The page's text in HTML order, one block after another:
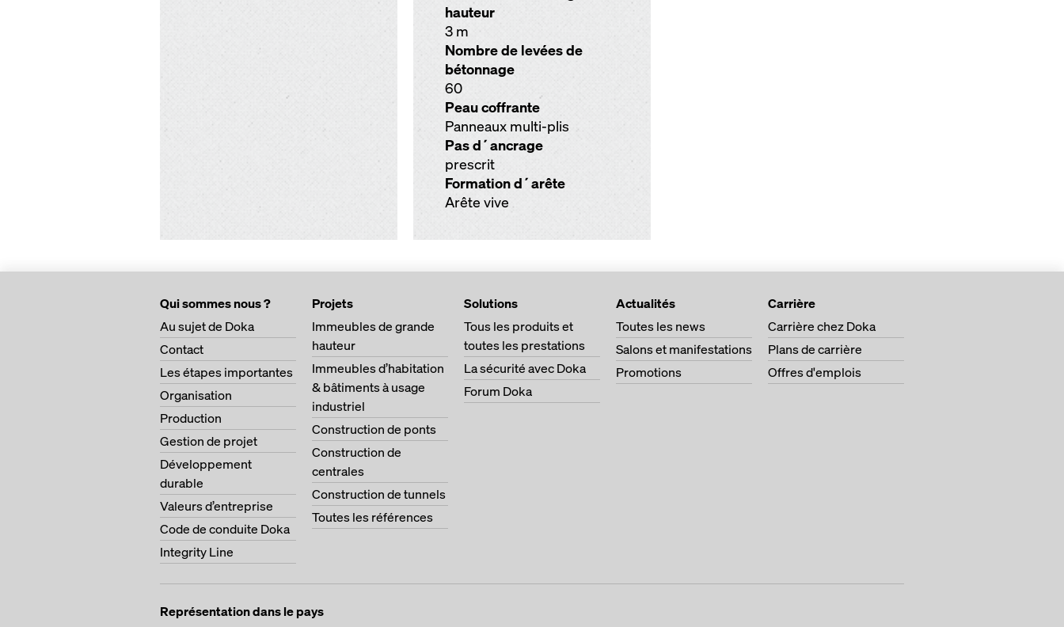
hauteur
3 m
Nombre de levées de
bétonnage
60
Peau coffrante
Panneaux multi-plis
Pas d´ancrage
prescrit
Formation d´arête
Arête vive
Qui sommes nous ?
Au sujet de Doka
Contact
Les étapes importantes
Organisation
Production
Gestion de projet
Développement
durable
Valeurs d’entreprise
Code de conduite Doka
Integrity Line
Projets
Immeubles de grande
hauteur
Immeubles d’habitation
& bâtiments à usage
industriel
Construction de ponts
Construction de
centrales
Construction de tunnels
Toutes les références
Solutions
Tous les produits et
toutes les prestations
La sécurité avec Doka
Forum Doka
Actualités
Toutes les news
Salons et manifestations
Promotions
Carrière
Carrière chez Doka
Plans de carrière
Offres d'emplois
Représentation dans le pays